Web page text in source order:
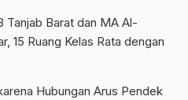
Tanjab Barat dan MA Al-
15 Ruang Kelas Rata dengan
Hubungan Arus Pendek